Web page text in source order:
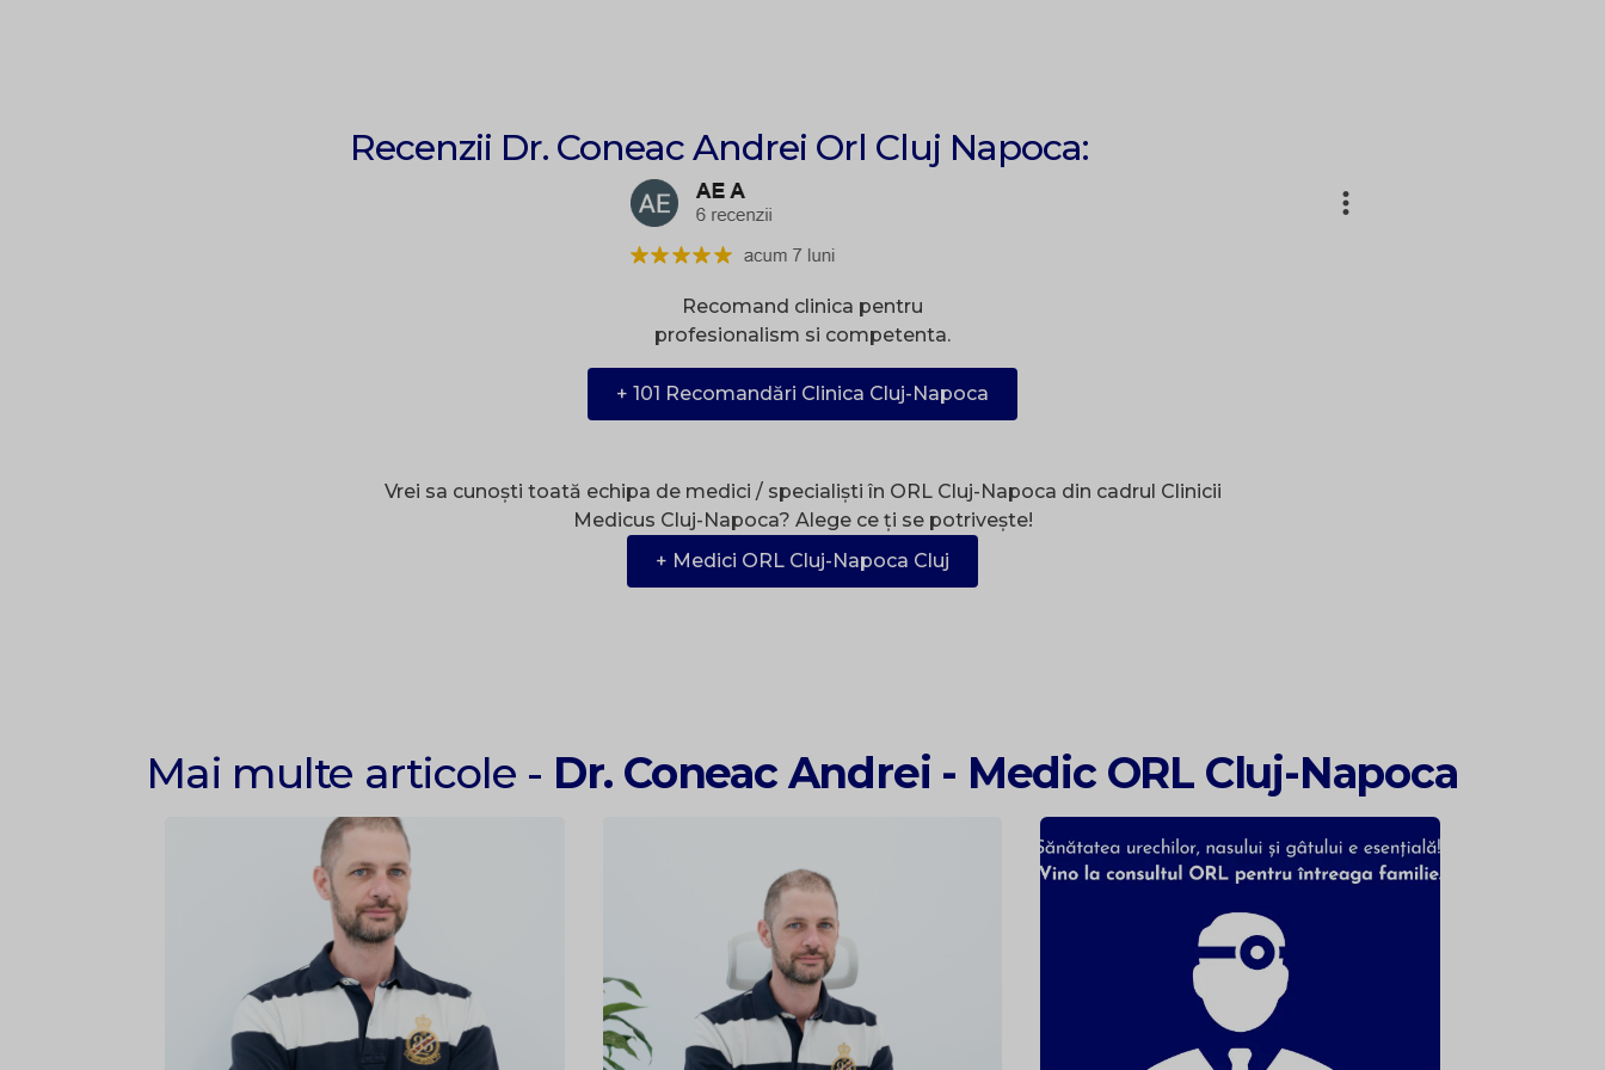
Recenzii Dr. Coneac Andrei Orl Cluj Napoca:
Recomand clinica pentru
profesionalism si competenta.
+ 101 Recomandări Clinica Cluj-Napoca
Vrei sa cunoști toată echipa de medici / specialiști în ORL Cluj-Napoca din cadrul Clinicii
Medicus Cluj-Napoca? Alege ce ți se potrivește!
+ Medici ORL Cluj-Napoca Cluj
Mai multe articole - Dr. Coneac Andrei - Medic ORL Cluj-Napoca